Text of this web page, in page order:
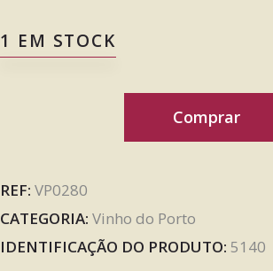
1 EM STOCK
Comprar
REF: VP0280
CATEGORIA: Vinho do Porto
IDENTIFICAÇÃO DO PRODUTO: 5140